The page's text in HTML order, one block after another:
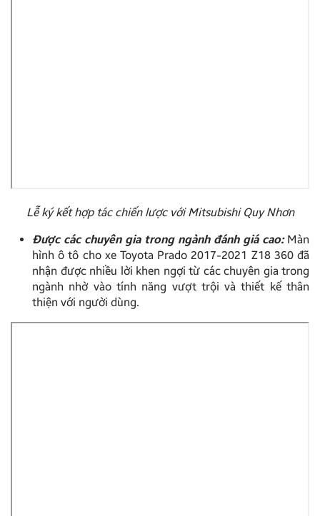
Lễ ký kết hợp tác chiến lược với Mitsubishi Quy Nhơn
Được các chuyên gia trong ngành đánh giá cao: Màn
hình ô tô cho xe Toyota Prado 2017-2021 Z18 360 đã
nhận được nhiều lời khen ngợi từ các chuyên gia trong
ngành nhờ vào tính năng vượt trội và thiết kế thân
thiện với người dùng.